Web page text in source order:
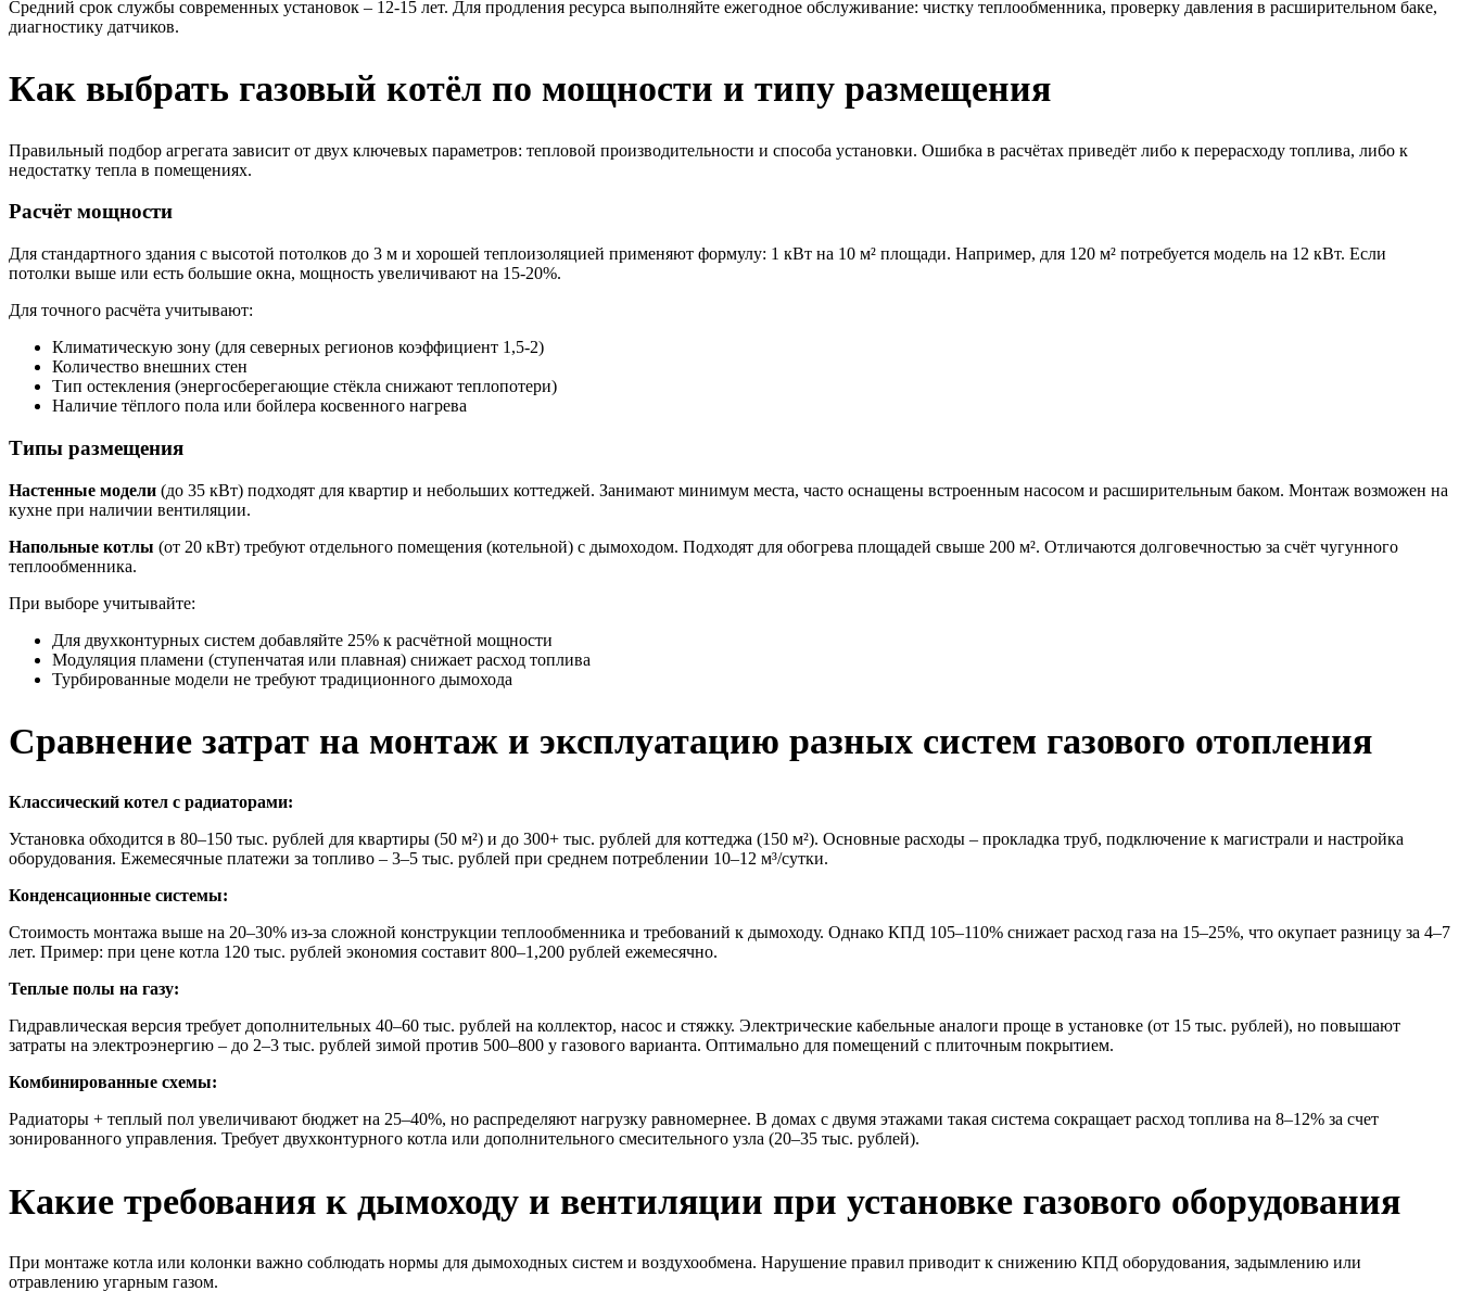
Средний срок службы современных установок – 12-15 лет. Для продления ресурса выполняйте ежегодное обслуживание: чистку теплообменника, проверку давления в расширительном баке,
диагностику датчиков.
Как выбрать газовый котёл по мощности и типу размещения
Правильный подбор агрегата зависит от двух ключевых параметров: тепловой производительности и способа установки. Ошибка в расчётах приведёт либо к перерасходу топлива, либо к
недостатку тепла в помещениях.
Расчёт мощности
Для стандартного здания с высотой потолков до 3 м и хорошей теплоизоляцией применяют формулу: 1 кВт на 10 м² площади. Например, для 120 м² потребуется модель на 12 кВт. Если
потолки выше или есть большие окна, мощность увеличивают на 15-20%.
Для точного расчёта учитывают:
Климатическую зону (для северных регионов коэффициент 1,5-2)
Количество внешних стен
Тип остекления (энергосберегающие стёкла снижают теплопотери)
Наличие тёплого пола или бойлера косвенного нагрева
Типы размещения
Настенные модели (до 35 кВт) подходят для квартир и небольших коттеджей. Занимают минимум места, часто оснащены встроенным насосом и расширительным баком. Монтаж возможен на
кухне при наличии вентиляции.
Напольные котлы (от 20 кВт) требуют отдельного помещения (котельной) с дымоходом. Подходят для обогрева площадей свыше 200 м². Отличаются долговечностью за счёт чугунного
теплообменника.
При выборе учитывайте:
Для двухконтурных систем добавляйте 25% к расчётной мощности
Модуляция пламени (ступенчатая или плавная) снижает расход топлива
Турбированные модели не требуют традиционного дымохода
Сравнение затрат на монтаж и эксплуатацию разных систем газового отопления
Классический котел с радиаторами:
Установка обходится в 80–150 тыс. рублей для квартиры (50 м²) и до 300+ тыс. рублей для коттеджа (150 м²). Основные расходы – прокладка труб, подключение к магистрали и настройка
оборудования. Ежемесячные платежи за топливо – 3–5 тыс. рублей при среднем потреблении 10–12 м³/сутки.
Конденсационные системы:
Стоимость монтажа выше на 20–30% из-за сложной конструкции теплообменника и требований к дымоходу. Однако КПД 105–110% снижает расход газа на 15–25%, что окупает разницу за 4–7
лет. Пример: при цене котла 120 тыс. рублей экономия составит 800–1,200 рублей ежемесячно.
Теплые полы на газу:
Гидравлическая версия требует дополнительных 40–60 тыс. рублей на коллектор, насос и стяжку. Электрические кабельные аналоги проще в установке (от 15 тыс. рублей), но повышают
затраты на электроэнергию – до 2–3 тыс. рублей зимой против 500–800 у газового варианта. Оптимально для помещений с плиточным покрытием.
Комбинированные схемы:
Радиаторы + теплый пол увеличивают бюджет на 25–40%, но распределяют нагрузку равномернее. В домах с двумя этажами такая система сокращает расход топлива на 8–12% за счет
зонированного управления. Требует двухконтурного котла или дополнительного смесительного узла (20–35 тыс. рублей).
Какие требования к дымоходу и вентиляции при установке газового оборудования
При монтаже котла или колонки важно соблюдать нормы для дымоходных систем и воздухообмена. Нарушение правил приводит к снижению КПД оборудования, задымлению или
отравлению угарным газом.